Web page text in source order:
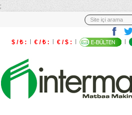
;
$ / ₺ : € / ₺ : € / $ :